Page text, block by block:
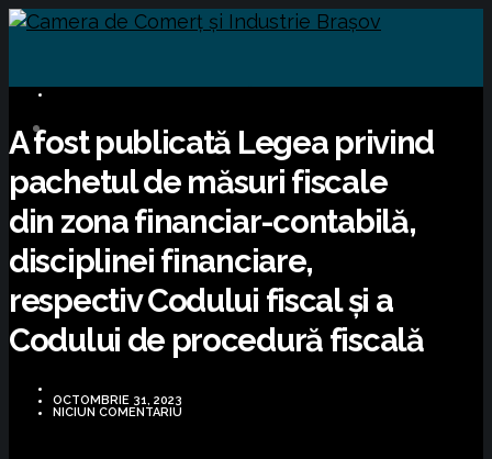
A fost publicată Legea privind
pachetul de măsuri fiscale
din zona financiar-contabilă,
disciplinei financiare,
respectiv Codului fiscal și a
Codului de procedură fiscală
OCTOMBRIE 31, 2023
NICIUN COMENTARIU